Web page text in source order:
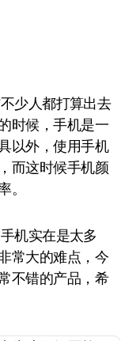
少人都打算出去
时候，手机是一
以外，使用手机
而这时候手机颜
。
机实在是太多
常大的难点，今
不错的产品，希